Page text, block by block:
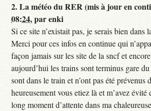
2.La météo du RER (mis à jour en
08:24,parenki
Si ce site n’existait pas, je serais bien dans
Merci pour ces infos en continue qui
façon jamais sur les site de la sncf et
aujourd’hui les trains sont terminus gare
sont dans le train et n’ont pas été prévenus
heureusement vous etiez là et m’avez évité
long moment d’attente dans ma